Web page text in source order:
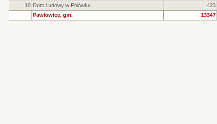
10 Dom Ludowy w Pniówku
423
Pawłowice, gm.
13347